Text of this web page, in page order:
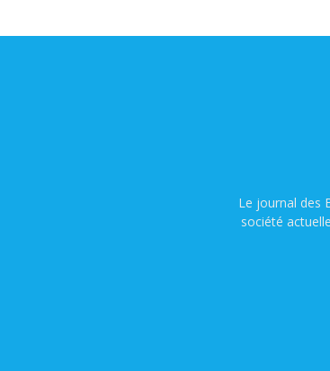
Le journal des
société